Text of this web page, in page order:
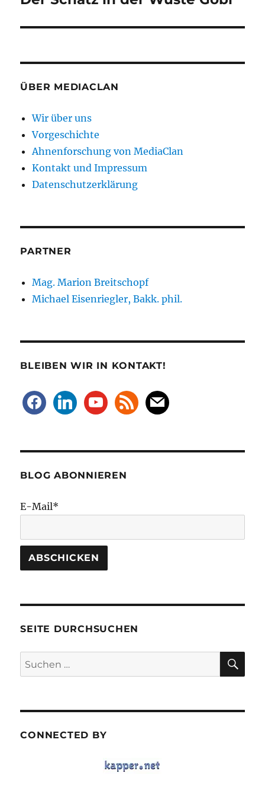
ÜBER MEDIACLAN
Wir über uns
Vorgeschichte
Ahnenforschung von MediaClan
Kontakt und Impressum
Datenschutzerklärung
PARTNER
Mag. Marion Breitschopf
Michael Eisenriegler, Bakk. phil.
BLEIBEN WIR IN KONTAKT!
facebooklinkedinyoutuberss mail
BLOG ABONNIEREN
E-Mail*
SEITE DURCHSUCHEN
Suchen
nach:
CONNECTED BY